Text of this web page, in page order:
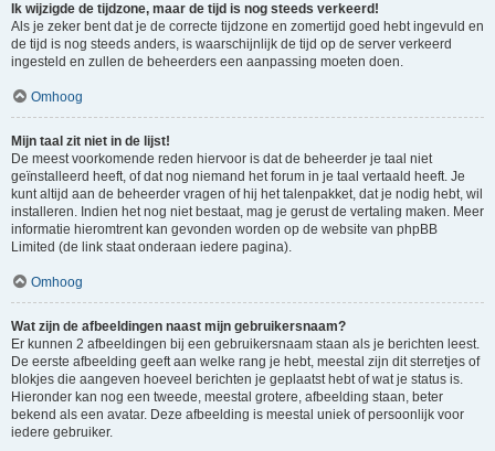
Ik wijzigde de tijdzone, maar de tijd is nog steeds verkeerd!
Als je zeker bent dat je de correcte tijdzone en zomertijd goed hebt ingevuld en
de tijd is nog steeds anders, is waarschijnlijk de tijd op de server verkeerd
ingesteld en zullen de beheerders een aanpassing moeten doen.
Omhoog
Mijn taal zit niet in de lijst!
De meest voorkomende reden hiervoor is dat de beheerder je taal niet
geïnstalleerd heeft, of dat nog niemand het forum in je taal vertaald heeft. Je
kunt altijd aan de beheerder vragen of hij het talenpakket, dat je nodig hebt, wil
installeren. Indien het nog niet bestaat, mag je gerust de vertaling maken. Meer
informatie hieromtrent kan gevonden worden op de website van phpBB
Limited (de link staat onderaan iedere pagina).
Omhoog
Wat zijn de afbeeldingen naast mijn gebruikersnaam?
Er kunnen 2 afbeeldingen bij een gebruikersnaam staan als je berichten leest.
De eerste afbeelding geeft aan welke rang je hebt, meestal zijn dit sterretjes of
blokjes die aangeven hoeveel berichten je geplaatst hebt of wat je status is.
Hieronder kan nog een tweede, meestal grotere, afbeelding staan, beter
bekend als een avatar. Deze afbeelding is meestal uniek of persoonlijk voor
iedere gebruiker.